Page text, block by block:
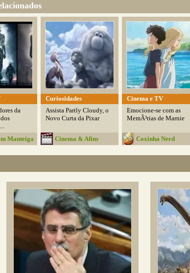
da
Manteiga
Curiosidades
Assista Partly Cloudy, o
Novo Curta da Pixar
Cinema & Afins
Cinema e TV
Emocione-se com as
MemÃ³rias de Marnie
Coxinha Nerd